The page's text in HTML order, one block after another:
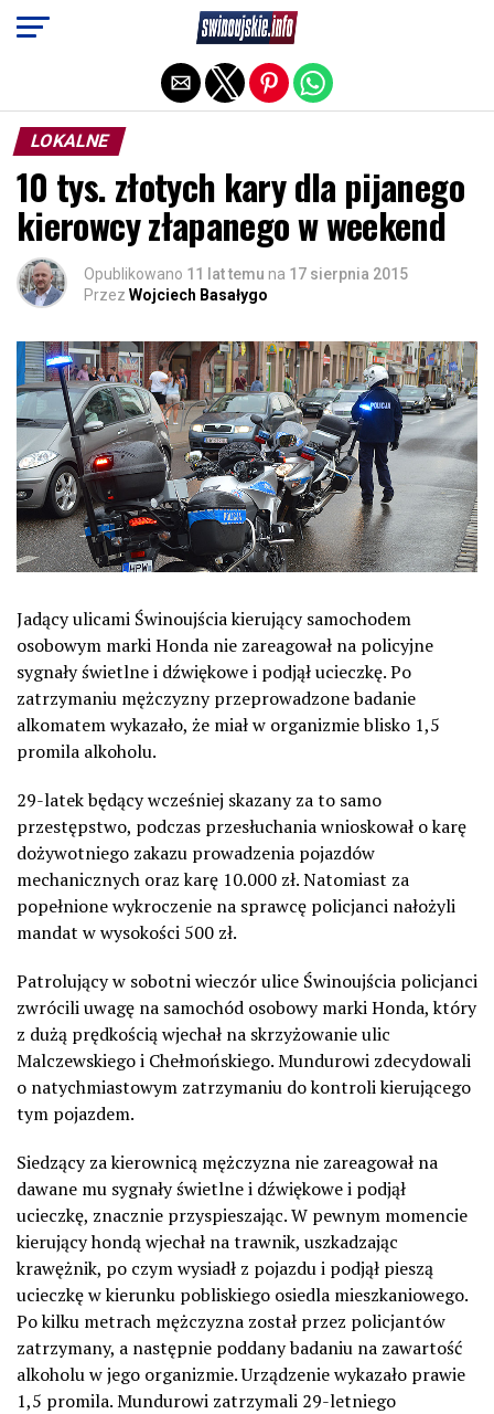
LOKALNE
10 tys. złotych kary dla pijanego
kierowcy złapanego w weekend
Opublikowano 11 lat temu na 17 sierpnia 2015
Przez Wojciech Basałygo
Jadący ulicami Świnoujścia kierujący samochodem
osobowym marki Honda nie zareagował na policyjne
sygnały świetlne i dźwiękowe i podjął ucieczkę. Po
zatrzymaniu mężczyzny przeprowadzone badanie
alkomatem wykazało, że miał w organizmie blisko 1,5
promila alkoholu.
29-latek będący wcześniej skazany za to samo
przestępstwo, podczas przesłuchania wnioskował o karę
dożywotniego zakazu prowadzenia pojazdów
mechanicznych oraz karę 10.000 zł. Natomiast za
popełnione wykroczenie na sprawcę policjanci nałożyli
mandat w wysokości 500 zł.
Patrolujący w sobotni wieczór ulice Świnoujścia policjanci
zwrócili uwagę na samochód osobowy marki Honda, który
z dużą prędkością wjechał na skrzyżowanie ulic
Malczewskiego i Chełmońskiego. Mundurowi zdecydowali
o natychmiastowym zatrzymaniu do kontroli kierującego
tym pojazdem.
Siedzący za kierownicą mężczyzna nie zareagował na
dawane mu sygnały świetlne i dźwiękowe i podjął
ucieczkę, znacznie przyspieszając. W pewnym momencie
kierujący hondą wjechał na trawnik, uszkadzając
krawężnik, po czym wysiadł z pojazdu i podjął pieszą
ucieczkę w kierunku pobliskiego osiedla mieszkaniowego.
Po kilku metrach mężczyzna został przez policjantów
zatrzymany, a następnie poddany badaniu na zawartość
alkoholu w jego organizmie. Urządzenie wykazało prawie
1,5 promila. Mundurowi zatrzymali 29-letniego
Exit mobile version